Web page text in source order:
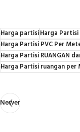
Harga partisiHarga
Harga Partisi PVC Per
Harga Partisi RUANGAN
Harga Partisi ruangan per
Newer